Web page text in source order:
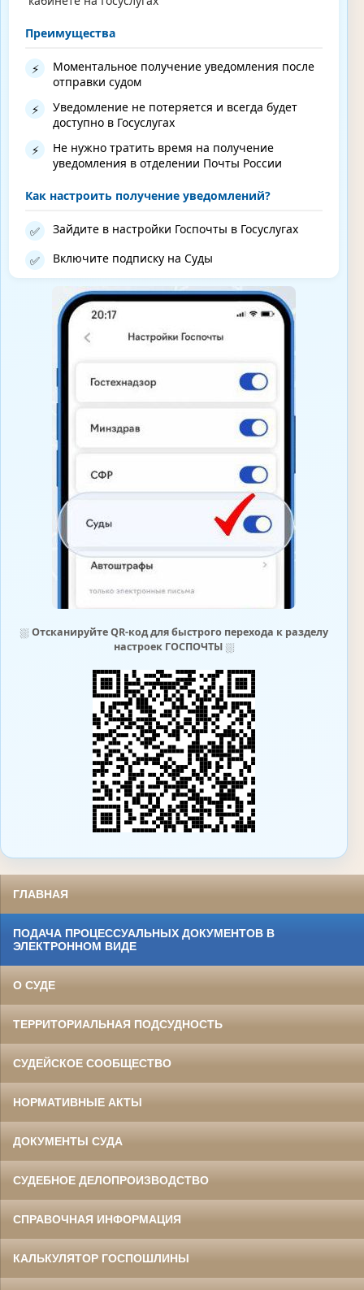
Преимущества
⚡
Моментальное получение уведомления после
отправки судом
⚡
Уведомление не потеряется и всегда будет
доступно в Госуслугах
⚡
Не нужно тратить время на получение
уведомления в отделении Почты России
Как настроить получение уведомлений?
✅ Зайдите в настройки Госпочты в Госуслугах
✅ Включите подписку на Суды
⛆ Отсканируйте QR-код для быстрого перехода к разделу
настроек ГОСПОЧТЫ⛆
ГЛАВНАЯ
ПОДАЧА ПРОЦЕССУАЛЬНЫХ ДОКУМЕНТОВ В
ЭЛЕКТРОННОМ ВИДЕ
О СУДЕ
ТЕРРИТОРИАЛЬНАЯ ПОДСУДНОСТЬ
СУДЕЙСКОЕ СООБЩЕСТВО
НОРМАТИВНЫЕ АКТЫ
ДОКУМЕНТЫ СУДА
СУДЕБНОЕ ДЕЛОПРОИЗВОДСТВО
СПРАВОЧНАЯ ИНФОРМАЦИЯ
КАЛЬКУЛЯТОР ГОСПОШЛИНЫ